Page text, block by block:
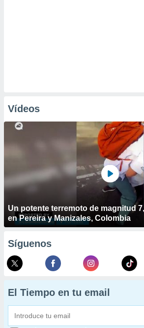
Vídeos
Un potente terremoto de magnitud
en Pereira y Manizales, Colombia
Síguenos
El Tiempo en tu email